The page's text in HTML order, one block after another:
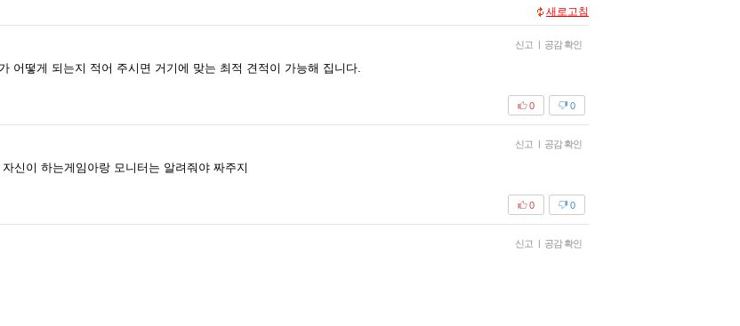
새로고침
신고 | 공감 확인
어떻게 되는지 적어 주시면 거기에 맞는 최적 견적이 가능해 집니다.
0
0
신고 | 공감 확인
신이 하는게임아랑 모니터는 알려줘야 짜주지
0
0
신고 | 공감 확인